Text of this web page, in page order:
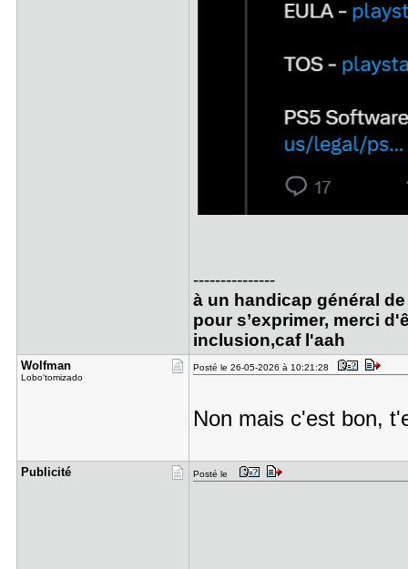
---------------
à un handicap général
pour s’exprimer, merci
inclusion,caf l'aah
Wolfman
Lobo'tomizado
Posté le 26-05-2026 à 10:21:28
Non mais c'est bon,
Publicité Posté le